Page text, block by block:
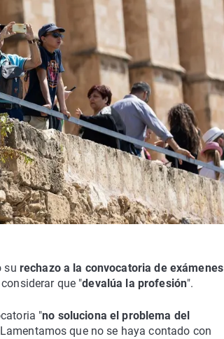
su rechazo a la convocatoria de exámenes
que "devalúa la profesión".
"no soluciona el problema del
que no se haya contado con